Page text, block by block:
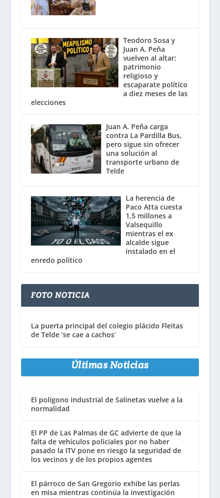
Teodoro Sosa y
Juan A. Peña
vuelven al altar:
patrimonio
religioso y
escaparate político
a diez meses de las
elecciones
Juan A. Peña carga
contra La Pardilla Bus,
pero sigue sin ofrecer
una solución al
transporte urbano de
Telde
La herencia de
Paco Atta cuesta
1,5 millones a
Valsequillo
mientras el ex
alcalde sigue
instalado en el
enredo político
FOTO NOTICIA
La puerta principal del colegio plácido Fleitas
de Telde ‘se cae a cachos’
Últimas Noticias
El polígono industrial de Salinetas vuelve a la
normalidad
El PP de Las Palmas de GC advierte de que la
falta de vehículos policiales por no haber
pasado la ITV pone en riesgo la seguridad de
los vecinos y de los propios agentes
El párroco de San Gregorio exhibe las perlas
en misa mientras continúa la investigación